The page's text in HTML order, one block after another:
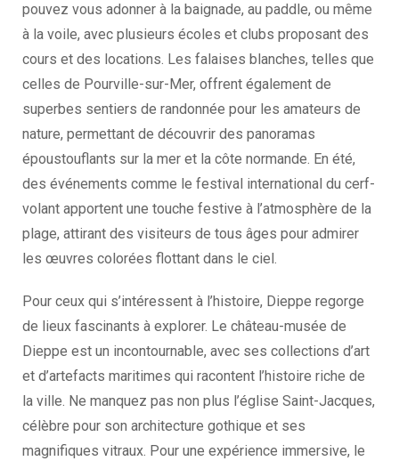
pouvez vous adonner à la baignade, au paddle, ou même
à la voile, avec plusieurs écoles et clubs proposant des
cours et des locations. Les falaises blanches, telles que
celles de Pourville-sur-Mer, offrent également de
superbes sentiers de randonnée pour les amateurs de
nature, permettant de découvrir des panoramas
époustouflants sur la mer et la côte normande. En été,
des événements comme le festival international du cerf-
volant apportent une touche festive à l’atmosphère de la
plage, attirant des visiteurs de tous âges pour admirer
les œuvres colorées flottant dans le ciel.
Pour ceux qui s’intéressent à l’histoire, Dieppe regorge
de lieux fascinants à explorer. Le château-musée de
Dieppe est un incontournable, avec ses collections d’art
et d’artefacts maritimes qui racontent l’histoire riche de
la ville. Ne manquez pas non plus l’église Saint-Jacques,
célèbre pour son architecture gothique et ses
magnifiques vitraux. Pour une expérience immersive, le